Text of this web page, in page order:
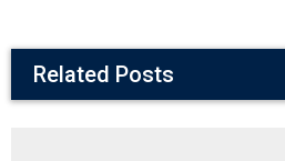
Related Posts